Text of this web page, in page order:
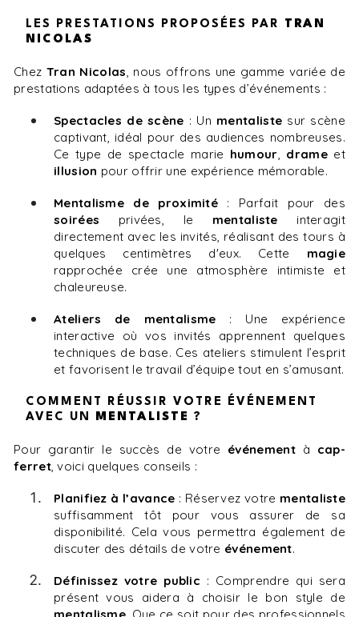
LES PRESTATIONS PROPOSÉES PAR TRAN
NICOLAS
Chez Tran Nicolas, nous offrons une gamme variée de
prestations adaptées à tous les types d’événements :
Spectacles de scène : Un mentaliste sur scène
captivant, idéal pour des audiences nombreuses.
Ce type de spectacle marie humour, drameet
illusion pour offrir une expérience mémorable.
Mentalisme de proximité : Parfait pour des
soirées privées, le mentaliste interagit
directement avec les invités, réalisant des tours à
quelques centimètres d'eux. Cette magie
rapprochée crée une atmosphère intimiste et
chaleureuse.
Ateliers de mentalisme : Une expérience
interactive où vos invités apprennent quelques
techniques de base. Ces ateliers stimulent l’esprit
et favorisent le travail d’équipe tout en s’amusant.
COMMENT RÉUSSIR VOTRE ÉVÉNEMENT
AVEC UN
MENTALISTE ?
Pour garantir le succès de votre événementà cap-
ferret, voici quelques conseils :
Planifiez à l’avance : Réservez votre mentaliste
suffisamment tôt pour vous assurer de sa
disponibilité. Cela vous permettra également de
discuter des détails de votre événement.
Définissez votre public : Comprendre qui sera
présent vous aidera à choisir le bon style de